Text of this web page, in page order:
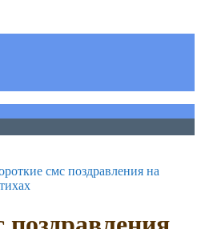
смс поздравления на